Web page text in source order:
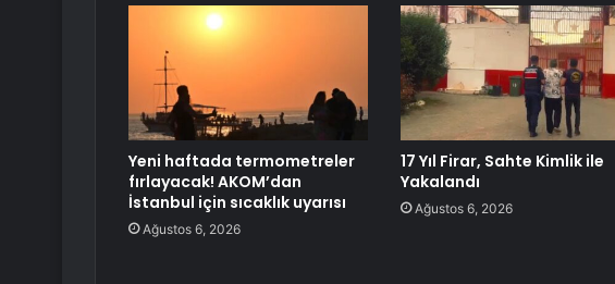
Yeni haftada termometreler
fırlayacak! AKOM’dan
İstanbul için sıcaklık uyarısı
Ağustos 6, 2026
17 Yıl Firar, Sahte Kimlik ile
Yakalandı
Ağustos 6, 2026